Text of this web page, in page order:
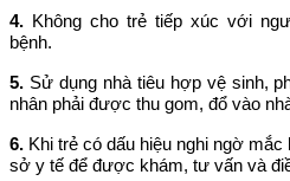
4. Không cho trẻ tiếp xúc với
bệnh.
5. Sử dụng nhà tiêu hợp vệ sinh,
nhân phải được thu gom, đổ vào
6. Khi trẻ có dấu hiệu nghi ngờ
sở y tế để được khám, tư vấn và